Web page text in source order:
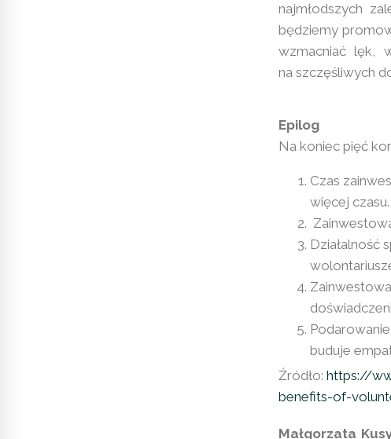
najmłodszych
będziemy
wzmacniać lęk,
na szczęśliwych
Epilog
Na koniec pięć
Czas
więcej czasu.
Działalność
buduje
Źródło: https://
benefits-of-
Małgorzata